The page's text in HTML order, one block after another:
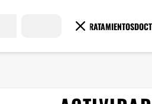
TRATAMIENTOS